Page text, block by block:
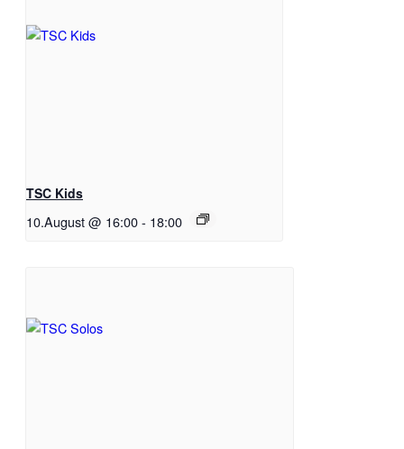
TSC Kids
10.August @ 16:00- 18:00